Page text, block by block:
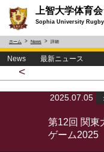
上智大学体育
Sophia University
ホーム News 詳細
News 最新ニュース
<
2025.07.05
第12回 関東
ゲーム2025